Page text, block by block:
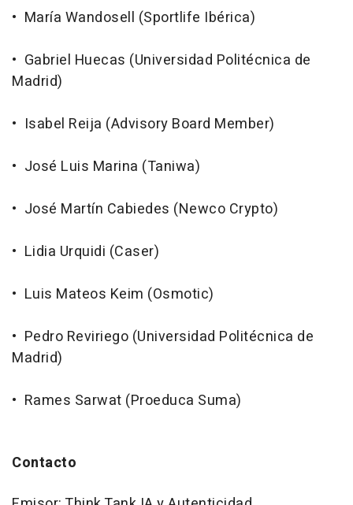
• María Wandosell (Sportlife Ibérica)
• Gabriel Huecas (Universidad Politécnica de
Madrid)
• Isabel Reija (Advisory Board Member)
• José Luis Marina (Taniwa)
• José Martín Cabiedes (Newco Crypto)
• Lidia Urquidi (Caser)
• Luis Mateos Keim (Osmotic)
• Pedro Reviriego (Universidad Politécnica de
Madrid)
• Rames Sarwat (Proeduca Suma)
Contacto